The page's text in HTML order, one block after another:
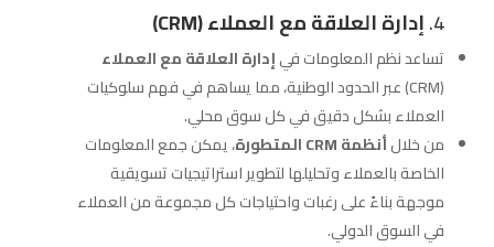
4. إدارة العلاقة مع العملاء (CRM)
تساعد نظم المعلومات فيإدارة العلاقة مع العملاء
(CRM) عبر الحدود الوطنية، مما يساهم في فهم سلوكيات
العملاء بشكل دقيق في كل سوق محلي.
من خلالأنظمة CRM المتطورة
، يمكن جمع المعلومات
الخاصة بالعملاء وتحليلها لتطوير استراتيجيات تسويقية
موجهة بناءً على رغبات واحتياجات كل مجموعة من العملاء
في السوق الدولي.